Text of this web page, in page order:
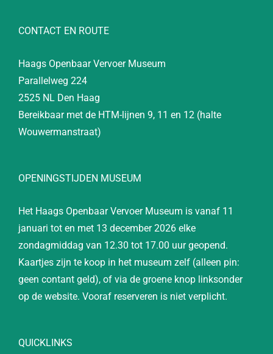
CONTACT EN ROUTE
Haags Openbaar Vervoer Museum
Parallelweg 224
2525 NL Den Haag
Bereikbaar met de HTM-lijnen 9, 11 en 12 (halte
Wouwermanstraat)
OPENINGSTIJDEN MUSEUM
Het Haags Openbaar Vervoer Museum is vanaf 11
januari tot en met 13 december 2026 elke
zondagmiddag van 12.30 tot 17.00 uur geopend.
Kaartjes zijn te koop in het museum zelf (alleen pin:
geen contant geld), of via de groene knop linksonder
op de website. Vooraf reserveren is niet verplicht.
QUICKLINKS